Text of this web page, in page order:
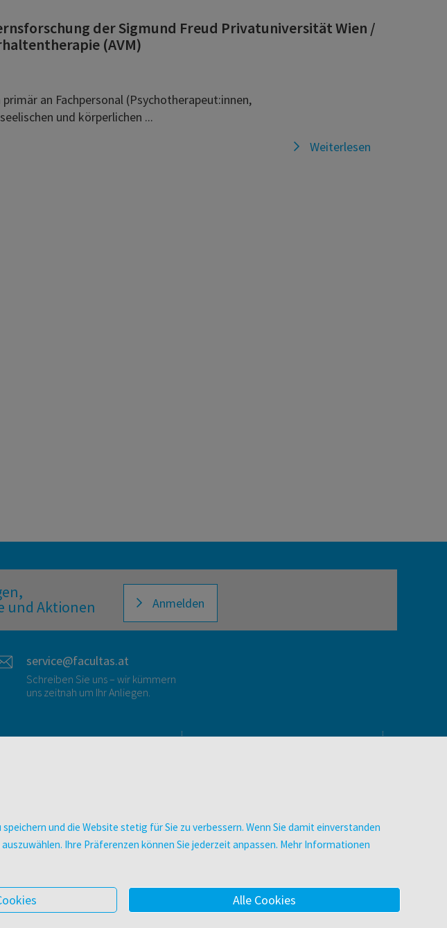
der Sigmund Freud Privatuniversität Wien /
(AVM)
an Fachpersonal (Psychotherapeut:innen,
und körperlichen ...
Weiterlesen
und Aktionen Anmelden
service@facultas.at
Schreiben Sie uns – wir kümmern
uns zeitnah um Ihr Anliegen.
E-Books
facultas Club
Datenschutz & Cookies
AGB
und die Website stetig für Sie zu verbessern. Wenn Sie damit einverstanden
Ihre Präferenzen können Sie jederzeit anpassen. Mehr Informationen
Alle Cookies